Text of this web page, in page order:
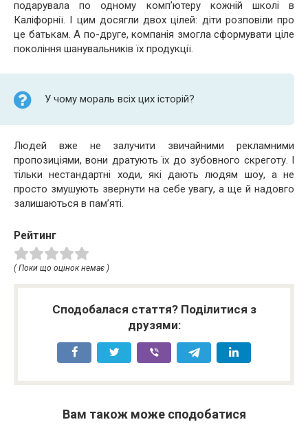
подарувала по одному комп’ютеру кожній школі в
Каліфорнії. І цим досягли двох цілей: діти розповіли про
це батькам. А по-друге, компанія змогла сформувати ціле
покоління шанувальників їх продукції.
У чому мораль всіх цих історій?
Людей вже не залучити звичайними рекламними
пропозиціями, вони дратують їх до зубовного скреготу. І
тільки нестандартні ходи, які дають людям шоу, а не
просто змушують звернути на себе увагу, а ще й надовго
залишаються в пам’яті.
Рейтинг
( Поки що оцінок немає )
Сподобалася стаття? Поділитися з
друзями:
Вам також може сподобатися